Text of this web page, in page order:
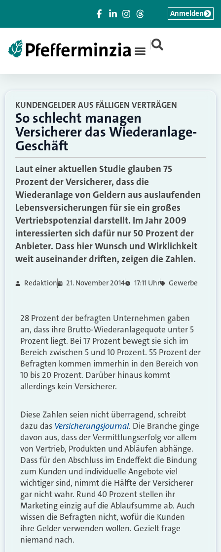
|
Anmelden
KUNDENGELDER AUS FÄLLIGEN VERTRÄGEN
So schlecht managen
Versicherer das Wiederanlage-
Geschäft
Laut einer aktuellen Studie glauben 75
Prozent der Versicherer, dass die
Wiederanlage von Geldern aus auslaufenden
Lebensversicherungen für sie ein großes
Vertriebspotenzial darstellt. Im Jahr 2009
interessierten sich dafür nur 50 Prozent der
Anbieter. Dass hier Wunsch und Wirklichkeit
weit auseinander driften, zeigen die Zahlen.
Redaktion 21. November 2014 17:11 Uhr Gewerbe
28 Prozent der befragten Unternehmen gaben
an, dass ihre Brutto-Wiederanlagequote unter 5
Prozent liegt. Bei 17 Prozent bewegt sie sich im
Bereich zwischen 5 und 10 Prozent. 55 Prozent der
Befragten kommen immerhin in den Bereich von
10 bis 20 Prozent. Darüber hinaus kommt
allerdings kein Versicherer.
Diese Zahlen seien nicht überragend, schreibt
dazu das Versicherungsjournal. Die Branche ginge
davon aus, dass der Vermittlungserfolg vor allem
von Vertrieb, Produkten und Abläufen abhänge.
Dass für den Abschluss im Endeffekt die Bindung
zum Kunden und individuelle Angebote viel
wichtiger sind, nimmt die Hälfte der Versicherer
gar nicht wahr. Rund 40 Prozent stellen ihr
Marketing einzig auf die Ablaufsumme ab. Auch
wissen die Befragten nicht, wofür die Kunden
ihre Gelder verwenden wollen. Gezielt frage
niemand nach.